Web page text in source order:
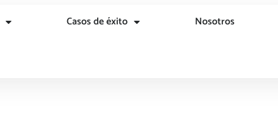
Casos de éxito Nosotros